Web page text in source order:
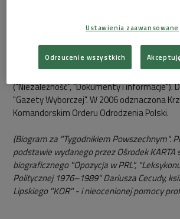
podziemnymi i telefon, na który dzwonią
represjonowane. W sierpniu 1980
Gdańskiej, publikując w dzienniku
wojennym i latach 80. autorka prasy
("Niezależność", "Dokumenty i informacje").
"Gazety Wyborczej". W 2006 odznaczona
Komandorskim Orderu Odrodzenia Polski.
(Biogram za "Tygodnikiem Powszechnym".
podstawie wydanego przez Ośrodek KARTA
biograficznego "Opozycja w PRL",
Politycznej 1976–1989" Dariusza Cecudy,
Lipskiego "KOR" - i nieocenionej pomocy
Ustawienia zaawansowane
Odrzucenie wszystkich